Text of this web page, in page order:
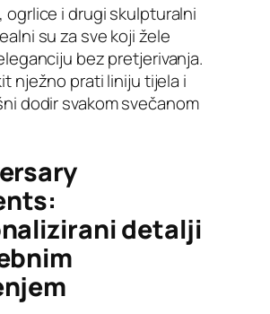
ogrlice i drugi skulpturalni
su za sve koji žele
bez pretjerivanja.
nježno prati liniju tijela i
dodir svakom svečanom
detalji